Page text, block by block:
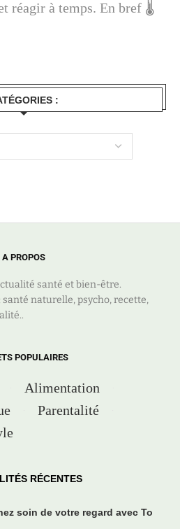
réagir à temps. En bref 🌡️
:
A PROPOS
santé et bien-être.
naturelle, psycho, recette,
POPULAIRES
Alimentation
Parentalité
RÉCENTES
soin de votre regard avec To